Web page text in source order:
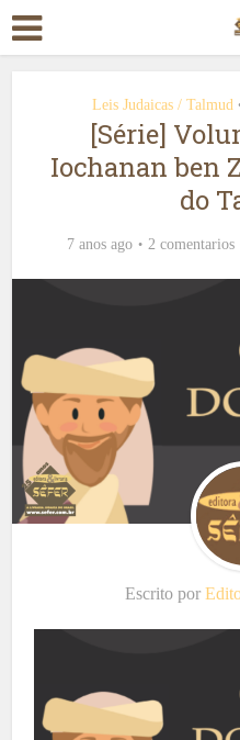
Leis Judaicas / Talmud
[Série]
Iochanan ben
do
7 anos ago 2 comentarios
Escrito por